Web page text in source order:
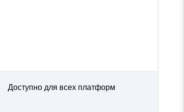
Доступно для всех платформ